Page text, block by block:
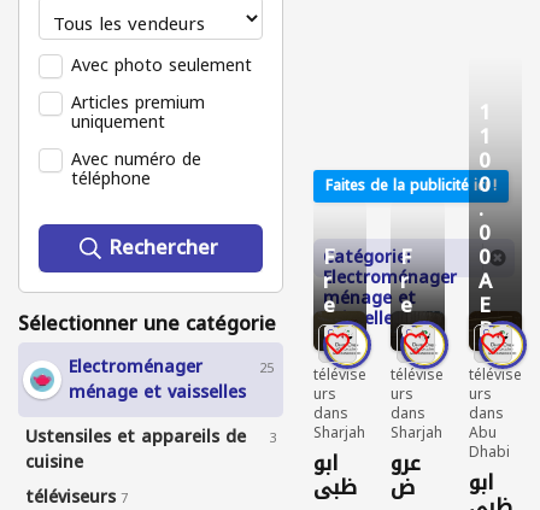
Avec photo seulement
Articles premium
uniquement
Avec numéro de
téléphone
Rechercher
Sélectionner une catégorie
Electroménager
ménage et vaisselles
25
Ustensiles et appareils de
cuisine
3
téléviseurs7
Faites de la publicité ici !
Catégorie:
Electroménager
ménage et
vaisselles
F
r
e
e4
télévise
urs
dans
Sharjah
ابو
ظبي
F
r
e
e5
télévise
urs
dans
Sharjah
عرو
ض
1
1
0
0
.
0
0
A
E
D5
télévise
urs
dans
Abu
Dhabi
ابو